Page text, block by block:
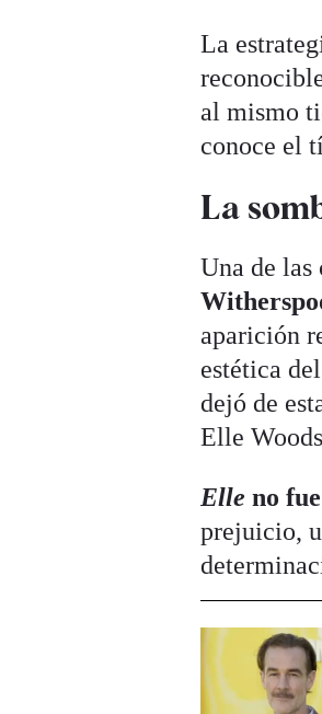
La
al mismo
conoce el
La
Una de
aparición
estética
dejó de
Elle
Elleno
prejuicio,